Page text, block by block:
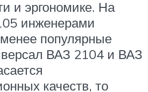
и эргономике. На
инженерами
популярные
ВАЗ 2104 и ВАЗ
качеств, то